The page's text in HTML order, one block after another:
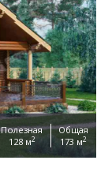
Полезная
128 м2
Общая
173 м2